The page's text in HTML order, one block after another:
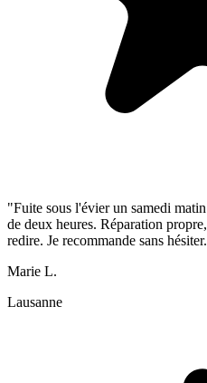
"Fuite sous l'évier un samedi
de deux heures. Réparation
redire. Je recommande sans
Marie L.
Lausanne